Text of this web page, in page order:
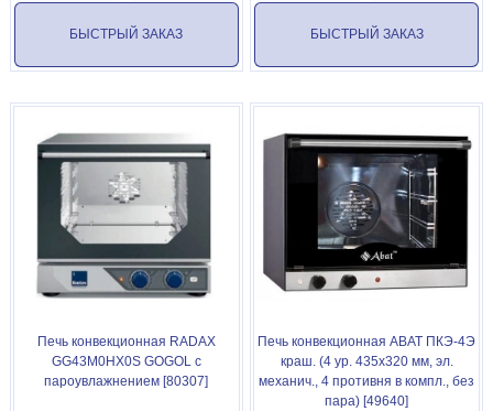
БЫСТРЫЙ ЗАКАЗ БЫСТРЫЙ ЗАКАЗ
Печь конвекционная RADAX
GG43M0HX0S GOGOL с
пароувлажнением [80307]
Печь конвекционная ABAT ПКЭ-4Э
краш. (4 ур. 435х320 мм, эл.
механич., 4 противня в компл., без
пара) [49640]